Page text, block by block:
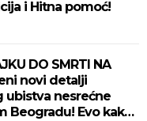
i Hitna pomoć!
DO SMRTI NA
novi detalji
ubistva nesrećne
Beogradu! Evo kako